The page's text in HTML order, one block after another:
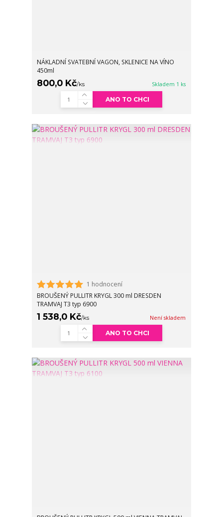
NÁKLADNÍ SVATEBNÍ VAGON, SKLENICE NA VÍNO
450ml
800,0 Kč/ks Skladem 1 ks
ANO TO CHCI
1 hodnocení
BROUŠENÝ PULLITR KRYGL 300 ml DRESDEN
TRAMVAJ T3 typ 6900
1 538,0 Kč/ks Není skladem
ANO TO CHCI